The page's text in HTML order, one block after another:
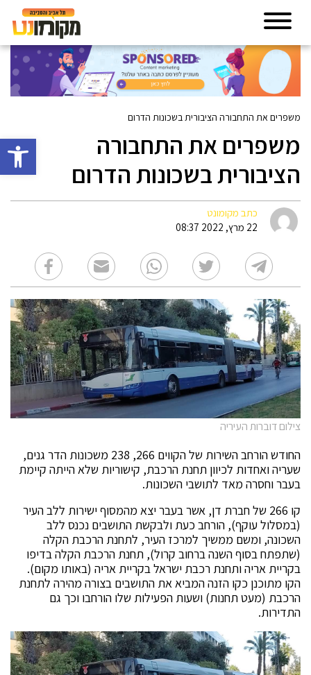
פתח
משפרים את התחבורה הציבורית בשכונות הדרום
משפרים את התחבורה
הציבורית בשכונות הדרום
כתב מקומונט
22 מרץ, 2022 08:37
צילום דוברות העיריה
החודש הורחב השירות של הקווים 266, 238 משכונות הדר גנים,
שעריה ואחדות לכיוון תחנת הרכבת, קישוריות שלא הייתה קיימת
בעבר וחסרה מאד לתושבי השכונות.
קו 266 של חברת דן, אשר בעבר יצא מהמסוף ישירות ללב העיר
(במסלול עוקף), הורחב כעת ולבקשת התושבים נכנס ללב
השכונה, ומשם ממשיך למרכז העיר, לתחנת הרכבת הקלה
(שתפתח בסוף השנה ברחוב קרול), תחנת הרכבת הקלה בדיפו
בקריית אריה ותחנת רכבת ישראל בקריית אריה (באותו מקום).
הקו מתוכנן כקו הזנה המביא את התושבים בצורה מהירה לתחנת
הרכבת (מעט תחנות) ושעות הפעילות שלו הורחבו וכך גם
התדירות.